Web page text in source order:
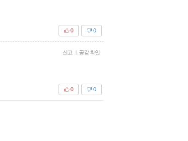
0
0
신고 | 공감 확인
0
0